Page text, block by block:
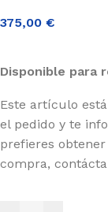
375,00 €
Disponible para
Este artículo
el pedido y te
prefieres
compra,